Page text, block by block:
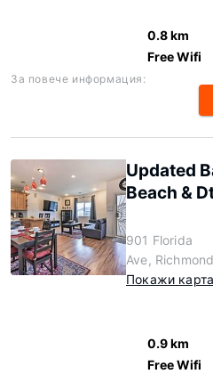
0.8 km
Free Wifi
За повече информация:
Updated
Beach &
901 Florida
Ave,
Покажи карта
0.9 km
Free Wifi